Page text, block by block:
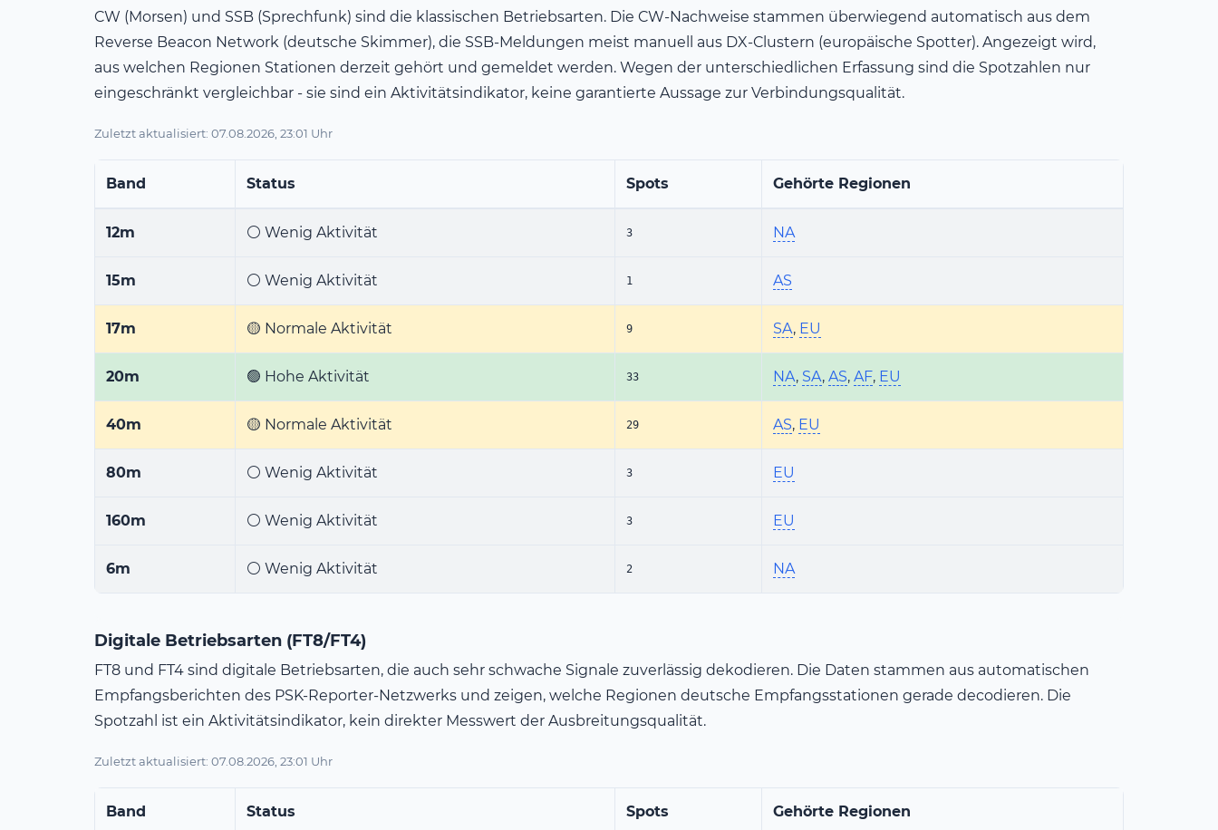
CW (Morsen) und SSB (Sprechfunk) sind die klassischen Betriebsarten. Die CW-Nachweise stammen überwiegend automatisch aus dem
Reverse Beacon Network (deutsche Skimmer), die SSB-Meldungen meist manuell aus DX-Clustern (europäische Spotter). Angezeigt wird,
aus welchen Regionen Stationen derzeit gehört und gemeldet werden. Wegen der unterschiedlichen Erfassung sind die Spotzahlen nur
eingeschränkt vergleichbar - sie sind ein Aktivitätsindikator, keine garantierte Aussage zur Verbindungsqualität.
Zuletzt aktualisiert: 07.08.2026, 23:01 Uhr
Band Status Spots Gehörte Regionen
12m ⚪ Wenig Aktivität 3 NA
15m ⚪ Wenig Aktivität 1 AS
17m 🟡 Normale Aktivität 9 SA, EU
20m 🟢 Hohe Aktivität 33 NA, SA, AS, AF, EU
40m 🟡 Normale Aktivität 29 AS, EU
80m ⚪ Wenig Aktivität 3 EU
160m ⚪ Wenig Aktivität 3 EU
6m ⚪ Wenig Aktivität 2 NA
Digitale Betriebsarten (FT8/FT4)
FT8 und FT4 sind digitale Betriebsarten, die auch sehr schwache Signale zuverlässig dekodieren. Die Daten stammen aus automatischen
Empfangsberichten des PSK-Reporter-Netzwerks und zeigen, welche Regionen deutsche Empfangsstationen gerade decodieren. Die
Spotzahl ist ein Aktivitätsindikator, kein direkter Messwert der Ausbreitungsqualität.
Zuletzt aktualisiert: 07.08.2026, 23:01 Uhr
Band Status Spots Gehörte Regionen